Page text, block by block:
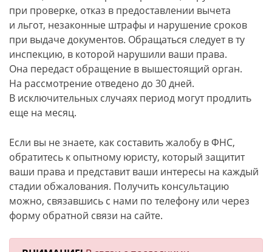
при проверке, отказ в предоставлении вычета
и льгот, незаконные штрафы и нарушение сроков
при выдаче документов. Обращаться следует в ту
инспекцию, в которой нарушили ваши права.
Она передаст обращение в вышестоящий орган.
На рассмотрение отведено до 30 дней.
В исключительных случаях период могут продлить
еще на месяц.
Если вы не знаете, как составить жалобу в ФНС,
обратитесь к опытному юристу, который защитит
ваши права и представит ваши интересы на каждый
стадии обжалования. Получить консультацию
можно, связавшись с нами по телефону или через
форму обратной связи на сайте.